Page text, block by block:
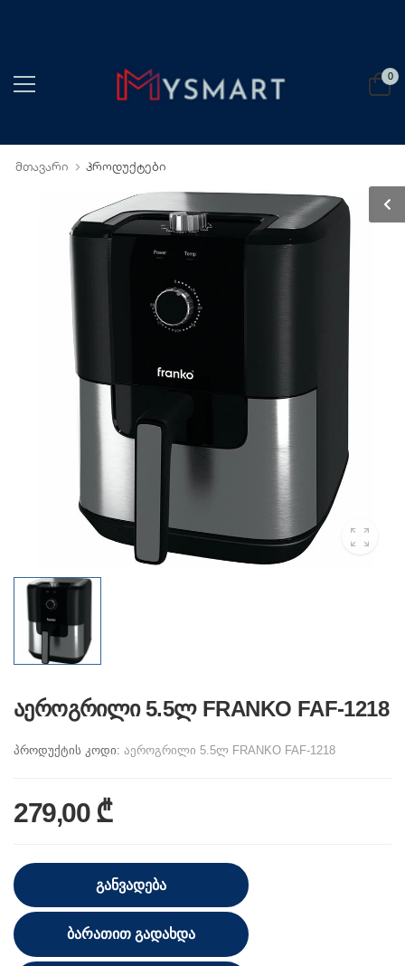
0
მთავარი პროდუქტები
აეროგრილი 5.5ლ FRANKO FAF-1218
პროდუქტის კოდი: აეროგრილი 5.5ლ FRANKO FAF-1218
279,00 ₾
ᲒᲐᲜᲕᲐᲓᲔᲑᲐ
ᲑᲐᲠᲐᲗᲘᲗ ᲒᲐᲓᲐᲮᲓᲐ